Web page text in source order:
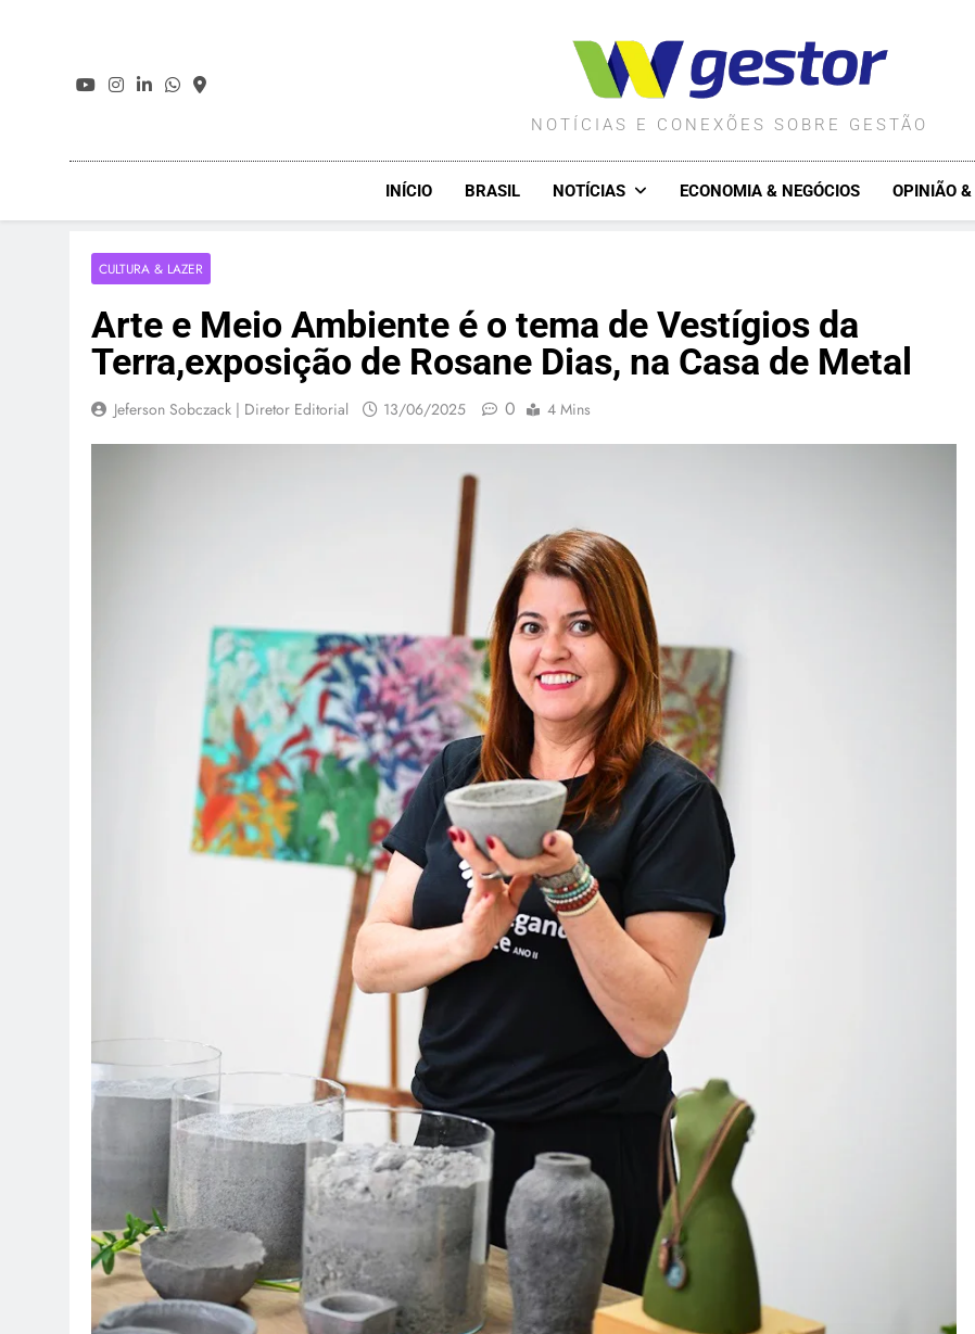
WGESTOR.COM.BR
NOTÍCIAS E CONEXÕES SOBRE GESTÃO
INÍCIO BRASIL NOTÍCIAS ECONOMIA & NEGÓCIOS OPINIÃO
CULTURA & LAZER
Arte e Meio Ambiente é o tema de Vestígios da
Terra,exposição de Rosane Dias, na Casa de Metal
Jeferson Sobczack | Diretor Editorial 13/06/2025 0 4 Mins